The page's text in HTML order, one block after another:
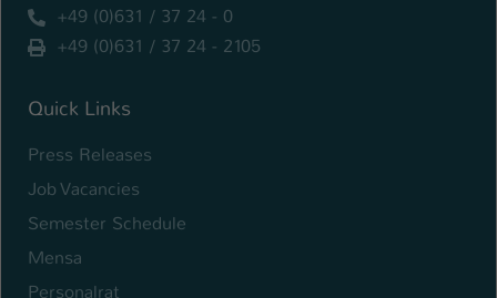
+49 (0)631 / 37 24 - 0
+49 (0)631 / 37 24 - 2105
Quick Links
Press Releases
Job Vacancies
Semester Schedule
Mensa
Personalrat